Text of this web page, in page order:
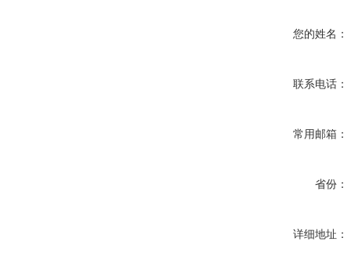
您的姓名：
联系电话：
常用邮箱：
省份：
详细地址：